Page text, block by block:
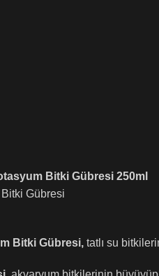
Bitki Gübresi 250ml
Gübresi
Bitki Gübresi, tatlı su